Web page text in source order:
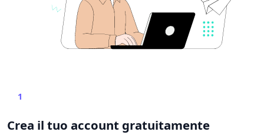
1
Crea il tuo account gratuitamente